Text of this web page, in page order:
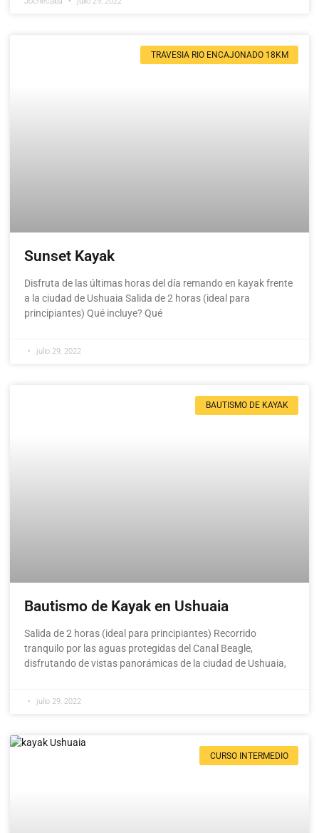
TRAVESIA RIO ENCAJONADO 18KM
Sunset Kayak
Disfruta de las últimas horas del día remando en kayak frente
a la ciudad de Ushuaia Salida de 2 horas (ideal para
principiantes) Qué incluye? Qué
julio 29, 2022
BAUTISMO DE KAYAK
Bautismo de Kayak en Ushuaia
Salida de 2 horas (ideal para principiantes) Recorrido
tranquilo por las aguas protegidas del Canal Beagle,
disfrutando de vistas panorámicas de la ciudad de Ushuaia,
julio 29, 2022
CURSO INTERMEDIO